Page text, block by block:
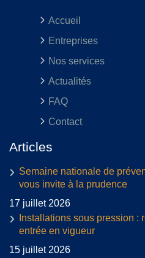
Accueil
Entreprises
Nos services
Actualités
FAQ
Contact
Articles
Semaine nationale de
vous invite à la prudence
17 juillet 2026
Installations sous pression :
entrée en vigueur
15 juillet 2026